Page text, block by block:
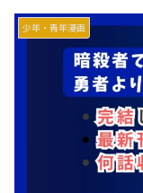
少年・青年漫画